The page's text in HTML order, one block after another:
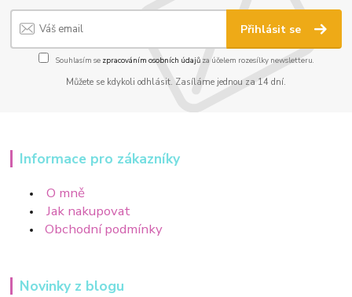
Přihlásit se
Souhlasím se zpracováním osobních údajůza účelem rozesílky newsletteru.
Můžete se kdykoli odhlásit. Zasíláme jednou za 14 dní.
Informace pro zákazníky
O mně
Jak nakupovat
Obchodní podmínky
Novinky z blogu